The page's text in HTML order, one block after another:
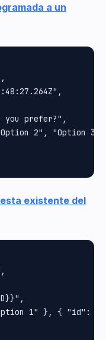
a un
you prefer?",
2", "Option 3"]
existente del
1" }, { "id": 3